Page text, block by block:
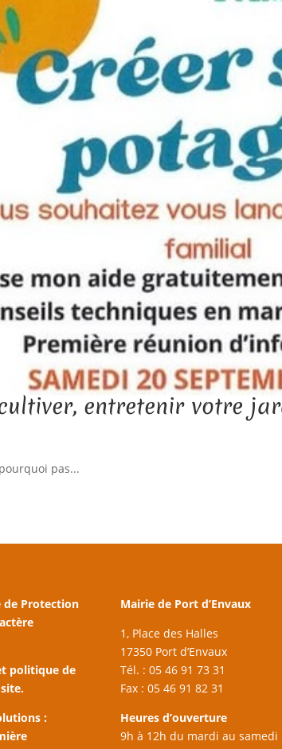
entretenir votre
pas...
de Protection
politique de
:
Mairie de Port d’Envaux
1, Place des Halles
17350 Port d’Envaux
Tél. : 05 46 91 73 31
Fax : 05 46 91 82 31
Heures d’ouverture
9h à 12h du mardi au samedi